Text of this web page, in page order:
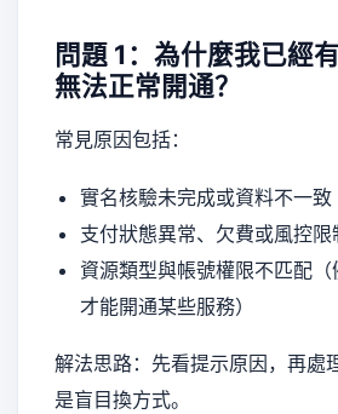
問題 1：為什麼我已經
無法正常開通？
常見原因包括：
實名核驗未完成或資料不一致
支付狀態異常、欠費或風控限
資源類型與帳號權限不匹配
才能開通某些服務）
解法思路：先看提示原因，再處
是盲目換方式。